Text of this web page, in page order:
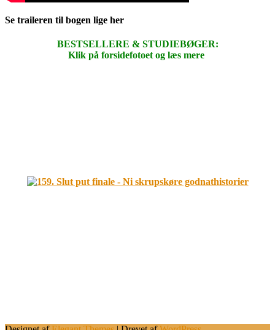
Se traileren til bogen lige her
BESTSELLERE & STUDIEBØGER:
Klik på forsidefotoet og læs mere